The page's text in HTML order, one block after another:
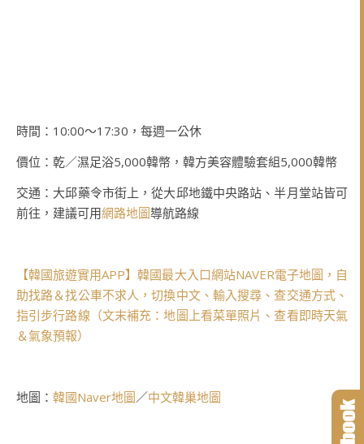
時間：10:00～17:30，每週一公休
價位：乾／濕足浴5,000韓幣，韓方美容體驗套組5,000韓幣
交通：大邱藥令市街上，從大邱地鐵中央路站、半月堂站皆可
前往，建議可用網路地圖導航路線
【韓國旅遊實用APP】韓國最大入口網站NAVER電子地圖，自
助找路＆找公車不求人，切換中文、輸入搜尋、查交通方式、
指引步行路線（文末補充：地圖上看菜單照片、查看即時天氣
＆氣象預報）
地圖： 韓國Naver地圖／中文韓巢地圖